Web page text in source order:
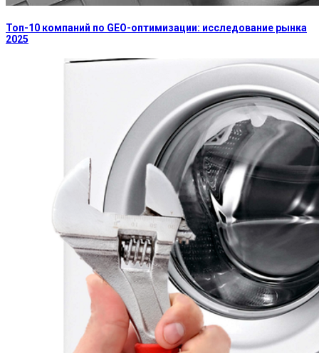
Топ-10 компаний по GEO-оптимизации: исследование рынка
2025